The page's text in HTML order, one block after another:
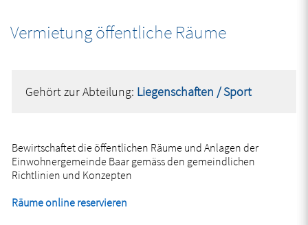
Vermietung öffentliche Räume
Gehört zur Abteilung: Liegenschaften / Sport
Bewirtschaftet die öffentlichen Räume und Anlagen der
Einwohnergemeinde Baar gemäss den gemeindlichen
Richtlinien und Konzepten
Räume online reservieren
Zugehörige Objekte